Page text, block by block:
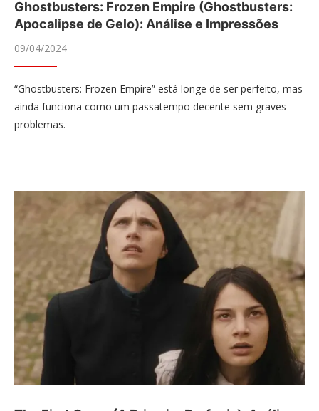
Ghostbusters: Frozen Empire (Ghostbusters:
Apocalipse de Gelo): Análise e Impressões
09/04/2024
“Ghostbusters: Frozen Empire” está longe de ser perfeito, mas
ainda funciona como um passatempo decente sem graves
problemas.